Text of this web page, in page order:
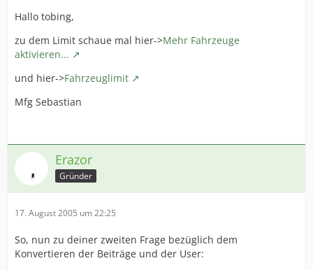
Hallo tobing,
zu dem Limit schaue mal hier->Mehr Fahrzeuge
aktivieren...
und hier->Fahrzeuglimit
Mfg Sebastian
Erazor
Gründer
17. August 2005 um 22:25
So, nun zu deiner zweiten Frage bezüglich dem
Konvertieren der Beiträge und der User: